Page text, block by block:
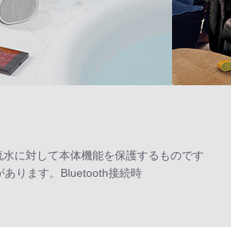
に対して本体機能を保護するものです
あります。Bluetooth接続時